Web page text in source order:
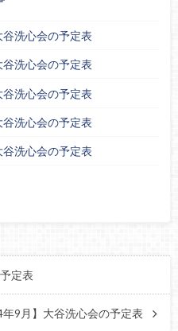
谷洗心会の予定表
谷洗心会の予定表
谷洗心会の予定表
谷洗心会の予定表
谷洗心会の予定表
定表
年9月】大谷洗心会の予定表